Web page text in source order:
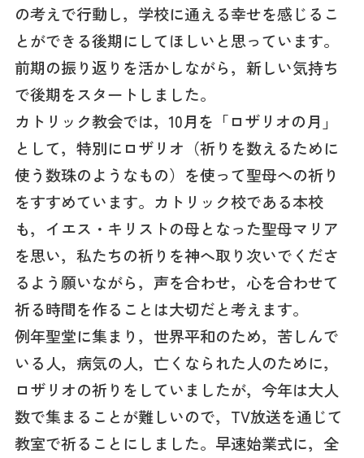
の考えで行動し，学校に通える幸せを感じるこ
とができる後期にしてほしいと思っています。
前期の振り返りを活かしながら，新しい気持ち
で後期をスタートしました。
カトリック教会では，10月を「ロザリオの月」
として，特別にロザリオ（祈りを数えるために
使う数珠のようなもの）を使って聖母への祈り
をすすめています。カトリック校である本校
も，イエス・キリストの母となった聖母マリア
を思い，私たちの祈りを神へ取り次いでくださ
るよう願いながら，声を合わせ，心を合わせて
祈る時間を作ることは大切だと考えます。
例年聖堂に集まり，世界平和のため，苦しんで
いる人，病気の人，亡くなられた人のために，
ロザリオの祈りをしていましたが，今年は大人
数で集まることが難しいので，TV放送を通じて
教室で祈ることにしました。早速始業式に，全